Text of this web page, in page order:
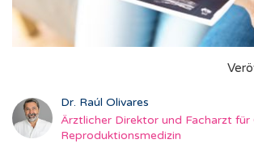
Dr. Raúl Olivares
Ärztlicher Direktor und Facharzt für
Reproduktionsmedizin